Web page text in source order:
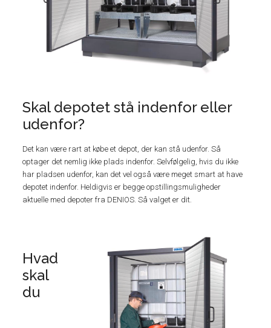
Skal depotet stå indenfor eller
udenfor?
Det kan være rart at købe et depot, der kan stå udenfor. Så
optager det nemlig ikke plads indenfor. Selvfølgelig, hvis du ikke
har pladsen udenfor, kan det vel også være meget smart at have
depotet indenfor. Heldigvis er begge opstillingsmuligheder
aktuelle med depoter fra DENIOS. Så valget er dit.
Hvad
skal
du